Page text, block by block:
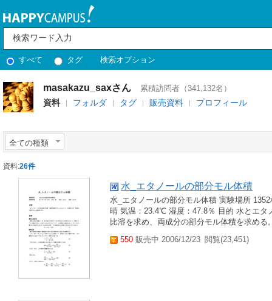
すべて タグ 検索オプション
masakazu_saxさん 累積訪問者（341,132名）
資料 フォルダ タグ 販売資料 プロフィール
全ての種類
資料:26件
水_エタノールの部分モル体積
水_エタノールの部分モル体積 実験場所
晴 気温：23.4℃ 湿度：47.8％ 目的 水とエタ
比溶を求め、両成分の部分モル体積を求める
550 販売中 2006/12/23 閲覧(23,451)